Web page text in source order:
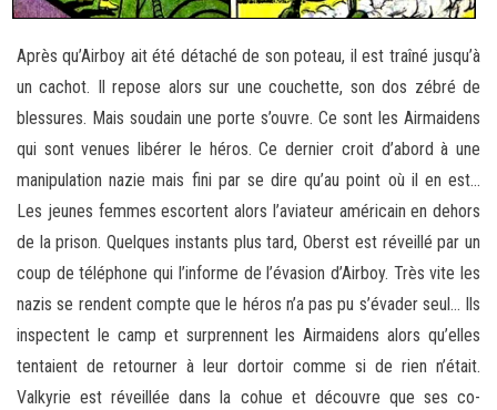
Après qu’Airboy ait été détaché de son poteau, il est traîné jusqu’à
un cachot. Il repose alors sur une couchette, son dos zébré de
blessures. Mais soudain une porte s’ouvre. Ce sont les Airmaidens
qui sont venues libérer le héros. Ce dernier croit d’abord à une
manipulation nazie mais fini par se dire qu’au point où il en est…
Les jeunes femmes escortent alors l’aviateur américain en dehors
de la prison. Quelques instants plus tard, Oberst est réveillé par un
coup de téléphone qui l’informe de l’évasion d’Airboy. Très vite les
nazis se rendent compte que le héros n’a pas pu s’évader seul… Ils
inspectent le camp et surprennent les Airmaidens alors qu’elles
tentaient de retourner à leur dortoir comme si de rien n’était.
Valkyrie est réveillée dans la cohue et découvre que ses co-